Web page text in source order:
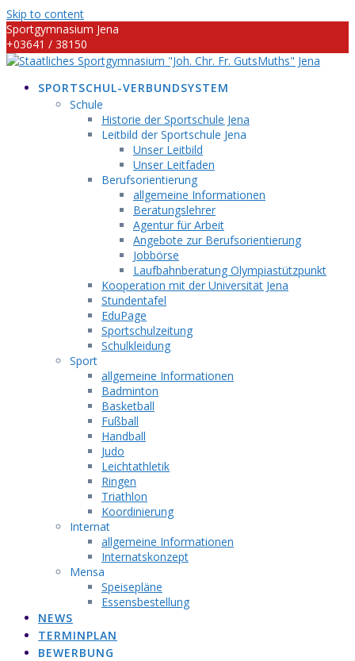
Skip to content
Sportgymnasium Jena
+03641 / 38150
info@sportgymnasium-jena.info
SPORTSCHUL-VERBUNDSYSTEM
Schule
Historie der Sportschule Jena
Leitbild der Sportschule Jena
Unser Leitbild
Unser Leitfaden
Berufsorientierung
allgemeine Informationen
Beratungslehrer
Agentur für Arbeit
Angebote zur Berufsorientierung
Jobbörse
Laufbahnberatung Olympiastützpunkt
Kooperation mit der Universität Jena
Stundentafel
EduPage
Sportschulzeitung
Schulkleidung
Sport
allgemeine Informationen
Badminton
Basketball
Fußball
Handball
Judo
Leichtathletik
Ringen
Triathlon
Koordinierung
Internat
allgemeine Informationen
Internatskonzept
Mensa
Speisepläne
Essensbestellung
NEWS
TERMINPLAN
BEWERBUNG